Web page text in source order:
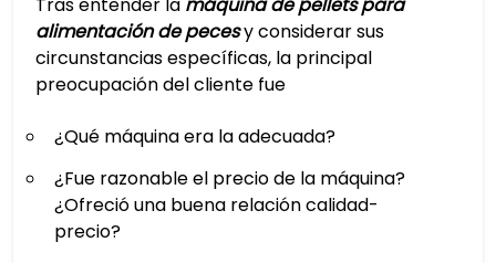
alimentación de pecesy considerar sus
circunstancias específicas, la principal
preocupación del cliente fue
¿Qué máquina era la adecuada?
¿Fue razonable el precio de la máquina?
¿Ofreció una buena relación calidad-
precio?